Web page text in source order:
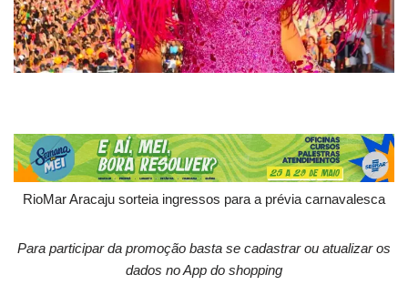
RioMar Aracaju sorteia ingressos para a prévia carnavalesca
Para participar da promoção basta se cadastrar ou atualizar os
dados no App do shopping